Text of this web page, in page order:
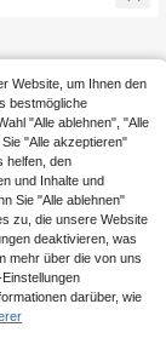
Website, um Ihnen den
bestmögliche
"Alle ablehnen", "Alle
"Alle akzeptieren"
helfen, den
und Inhalte und
Sie "Alle ablehnen"
zu, die unsere Website
deaktivieren, was
mehr über die von uns
darüber, wie